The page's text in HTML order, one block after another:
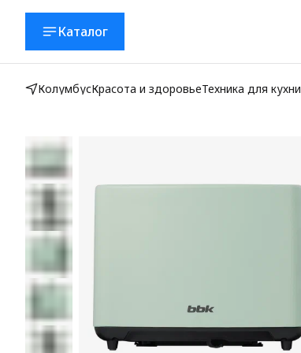
Каталог
КолумбусКрасота и здоровьеТехника для кухни